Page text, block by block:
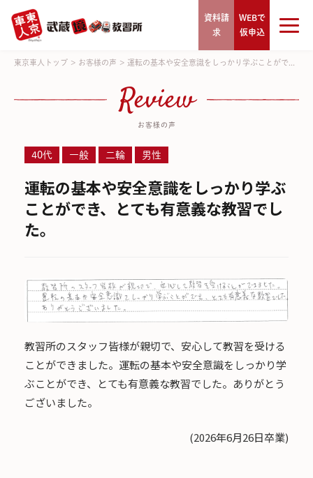
資料請
求
WEBで
仮申込
東京車人トップ > お客様の声 > 運転の基本や安全意識をしっかり学ぶことがで...
Review
お客様の声
40代 一般 二輪 男性
運転の基本や安全意識をしっかり学ぶ
ことができ、とても有意義な教習でし
た。
教習所のスタッフ皆様が親切で、安心して教習を受ける
ことができました。運転の基本や安全意識をしっかり学
ぶことができ、とても有意義な教習でした。ありがとう
ございました。
(2026年6月26日卒業)